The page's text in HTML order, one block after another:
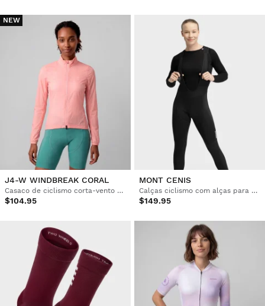
NEW
J4-W WINDBREAK CORAL
Casaco de ciclismo corta-vento ultraleve mulher
$104.95
MONT CENIS
Calças ciclismo com alças para mulher
$149.95